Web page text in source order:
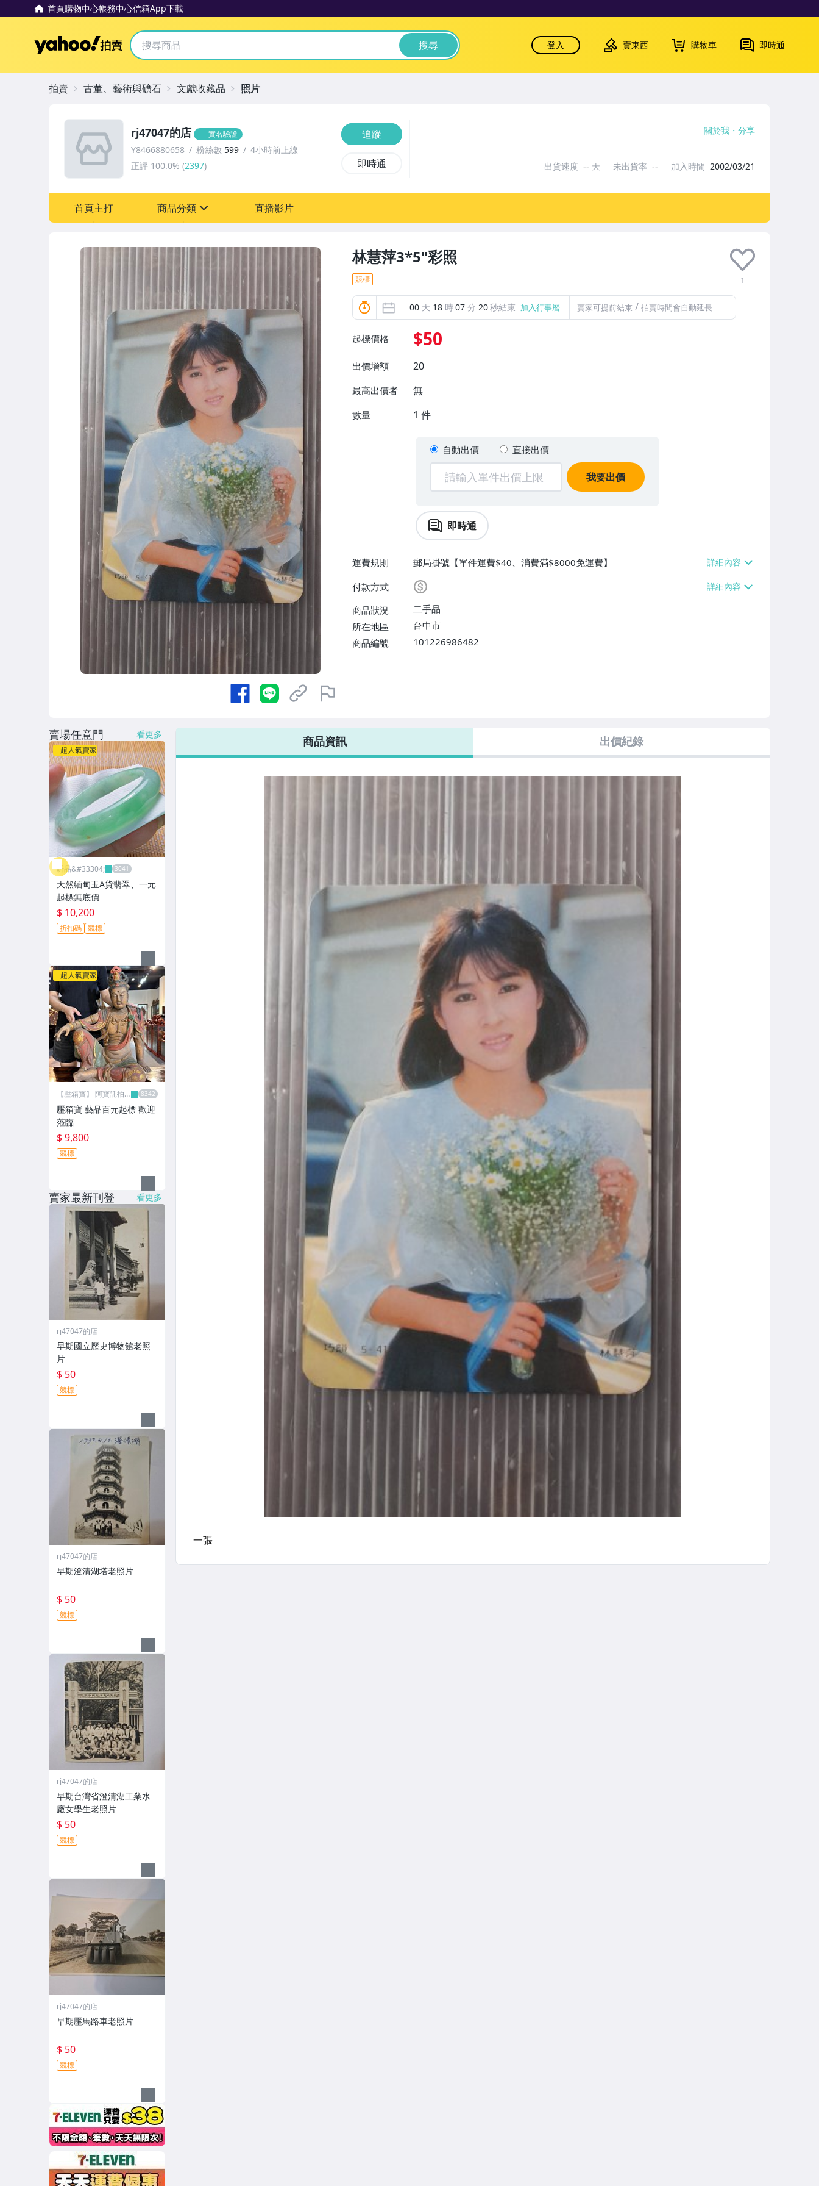
首頁購物中心帳務中心信箱App下載
Yahoo拍賣 搜尋 登入 賣東西 購物車 即時通
林慧萍3*5"彩照
1
競標
00 天 18 時07 分 19秒結束 加入行事曆 賣家可提前結束 / 拍賣時間會自動延長
起標價格 $50
出價增額 20
最高出價者 無
數量 1 件
自動出價 直接出價
我要出價
即時通
運費規則
郵局掛號【單件運費$40、消費滿$8000免運費】
付款方式
商品狀況
二手品
所在地區
台中市
商品編號
101226986482
rj47047的店 實名驗證
Y8466880658 粉絲數 599
4小時前上線
正評 100.0% (2397)
追蹤
即時通
關於我 分享
出貨速度 -- 天 未出貨率 -- 加入時間 2002/03/21
首頁主打 商品分類
玩具、模型與公仔
偶像、球員卡與郵幣
直播影片
拍賣 古董、藝術與礦石 文獻收藏品 照片
商品資訊 出價紀錄
賣場任意門 看更多
超人氣賣家
昕品&#33304;
天然緬甸玉A貨翡翠、一元
起標無底價
$ 10,200
折扣碼 競標
超人氣賣家
【壓箱寶】 阿寶託拍
壓箱寶 藝品百元起標 歡迎
蒞臨
$ 9,800
競標
賣家最新刊登 看更多
rj47047的店
早期國立歷史博物館老照
片
$ 50
競標
rj47047的店
早期澄清湖塔老照片
$ 50
競標
rj47047的店
早期台灣省澄清湖工業水
廠女學生老照片
$ 50
競標
rj47047的店
早期壓馬路車老照片
$ 50
競標